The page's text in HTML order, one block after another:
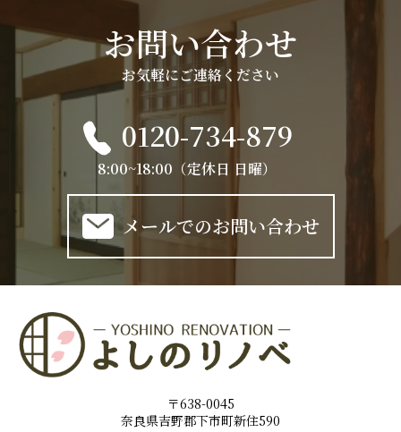
お問い合わせ
お気軽にご連絡ください
0120-734-879
8:00~18:00（定休日 日曜）
メールでのお問い合わせ
〒638-0045
奈良県吉野郡下市町新住590